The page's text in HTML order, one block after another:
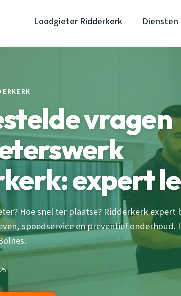
Loodgieter Ridderkerk Diensten
vragen
expert
Hoe snel ter plaatse? Ridderkerk
spoedservice en preventief onderhoud.